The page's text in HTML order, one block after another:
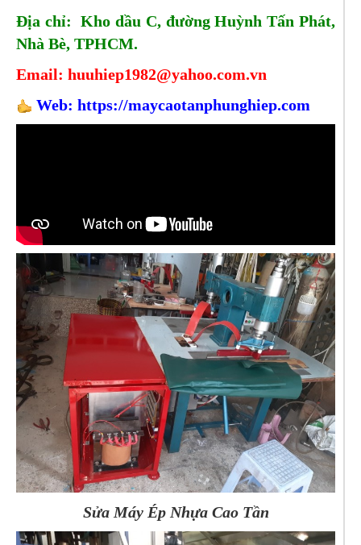
Địa chỉ: Kho dầu C, đường Huỳnh Tấn Phát,
Nhà Bè, TPHCM.
Email: huuhiep1982@yahoo.com.vn
Web: https://maycaotanphunghiep.com
Sửa Máy Ép Nhựa Cao Tần